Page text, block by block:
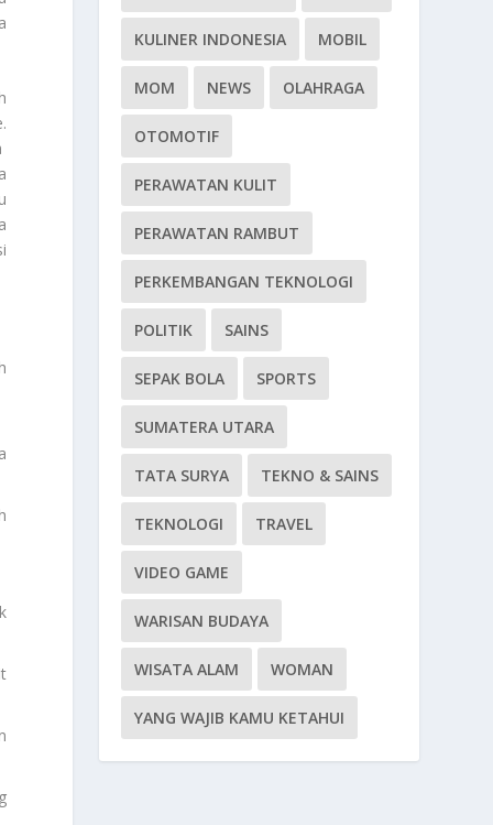
KULINER INDONESIA MOBIL
MOM NEWS OLAHRAGA
OTOMOTIF
PERAWATAN KULIT
PERAWATAN RAMBUT
PERKEMBANGAN TEKNOLOGI
POLITIK SAINS
SEPAK BOLA SPORTS
SUMATERA UTARA
TATA SURYA TEKNO & SAINS
TEKNOLOGI TRAVEL
VIDEO GAME
WARISAN BUDAYA
WISATA ALAM WOMAN
YANG WAJIB KAMU KETAHUI